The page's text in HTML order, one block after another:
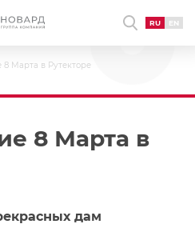
RU EN
Марта в Рутекторе
8 Марта в
дам